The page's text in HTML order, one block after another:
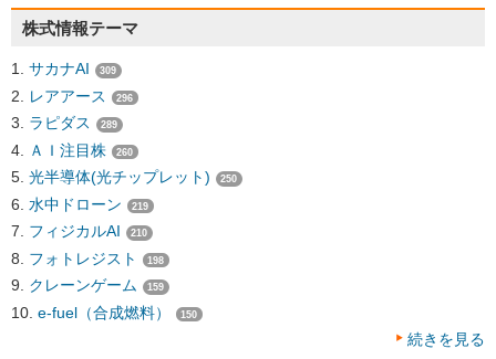
株式情報テーマ
サカナAI 309
レアアース 296
ラピダス 289
ＡＩ注目株 260
光半導体(光チップレット) 250
水中ドローン 219
フィジカルAI 210
フォトレジスト 198
クレーンゲーム 159
e-fuel（合成燃料） 150
続きを見る